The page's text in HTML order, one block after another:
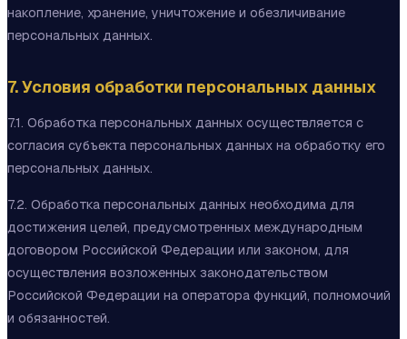
накопление, хранение, уничтожение и обезличивание
персональных данных.
7. Условия обработки персональных данных
7.1. Обработка персональных данных осуществляется с
согласия субъекта персональных данных на обработку его
персональных данных.
7.2. Обработка персональных данных необходима для
достижения целей, предусмотренных международным
договором Российской Федерации или законом, для
осуществления возложенных законодательством
Российской Федерации на оператора функций, полномочий
и обязанностей.